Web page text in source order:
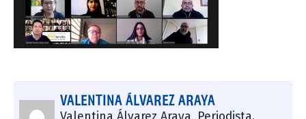
VALENTINA ÁLVAREZ ARAYA